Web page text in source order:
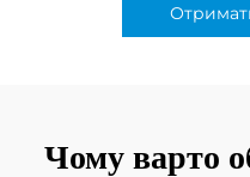
Чому варто